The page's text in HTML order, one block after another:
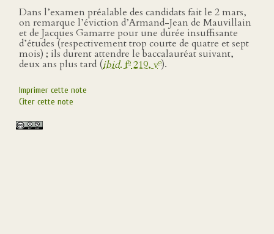
Dans l’examen préalable des candidats fait le 2 mars,
on remarque l’éviction d’Armand-Jean de Mauvillain
et de Jacques Gamarre pour une durée insuffisante
d’études (respectivement trop courte de quatre et sept
mois) ; ils durent attendre le baccalauréat suivant,
deux ans plus tard (ibid. fo219, vo).
Imprimer cette note
Citer cette note